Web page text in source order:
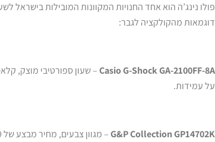
פולו נינג’ה הוא אחד החנויות המקוונות המובילות בישראל
דוגמאות מהקולקציה לגבר:
Casio G-Shock GA-2100FF-8A
על עמידות.
G&P Collection GP14702K